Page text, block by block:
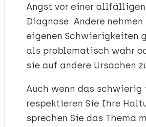
Angst vor einer allfälligen
Diagnose. Andere
eigenen Schwierigkeiten
als problematisch wahr
sie auf andere Ursachen
Auch wenn das schwierig
respektieren Sie Ihre
sprechen Sie das Thema